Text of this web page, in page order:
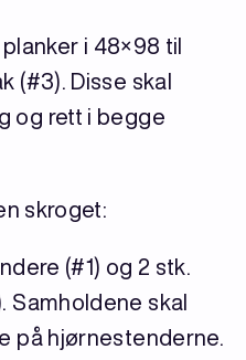
i 48×98 til
(#3). Disse skal
og rett i begge
skroget:
(#1) og 2 stk.
Samholdene skal
på hjørnestenderne.